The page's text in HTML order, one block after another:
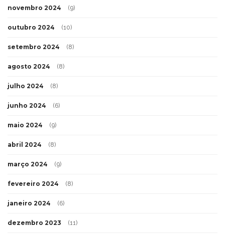
novembro 2024 (9)
outubro 2024 (10)
setembro 2024 (8)
agosto 2024 (8)
julho 2024 (8)
junho 2024 (6)
maio 2024 (9)
abril 2024 (8)
março 2024 (9)
fevereiro 2024 (8)
janeiro 2024 (6)
dezembro 2023 (11)